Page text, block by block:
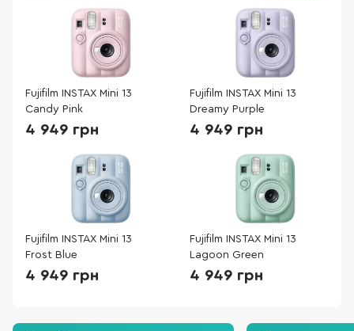
Fujifilm INSTAX Mini 13
Candy Pink
4 949 грн
Fujifilm INSTAX Mini 13
Dreamy Purple
4 949 грн
Fujifilm INSTAX Mini 13
Frost Blue
4 949 грн
Fujifilm INSTAX Mini 13
Lagoon Green
4 949 грн